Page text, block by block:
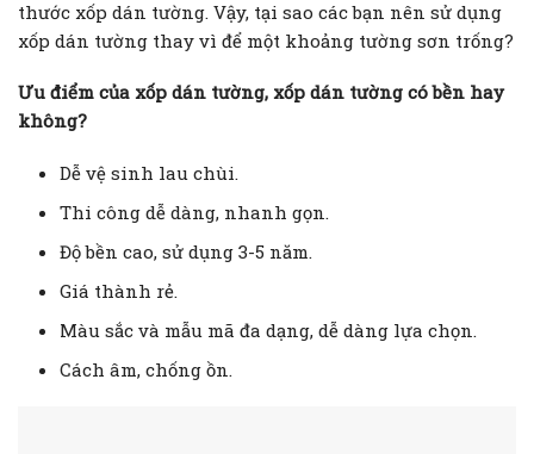
thước xốp dán tường. Vậy, tại sao các bạn nên sử dụng
xốp dán tường thay vì để một khoảng tường sơn trống?
Ưu điểm của xốp dán tường, xốp dán tường có bền hay
không?
Dễ vệ sinh lau chùi.
Thi công dễ dàng, nhanh gọn.
Độ bền cao, sử dụng 3-5 năm.
Giá thành rẻ.
Màu sắc và mẫu mã đa dạng, dễ dàng lựa chọn.
Cách âm, chống ồn.